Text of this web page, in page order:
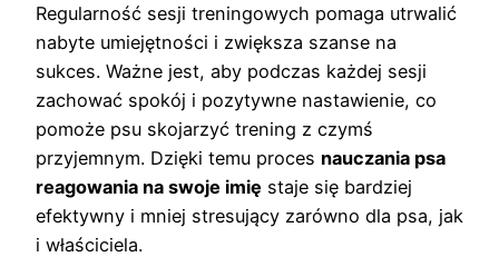
Regularność sesji treningowych pomaga utrwalić
nabyte umiejętności i zwiększa szanse na
sukces. Ważne jest, aby podczas każdej sesji
zachować spokój i pozytywne nastawienie, co
pomoże psu skojarzyć trening z czymś
przyjemnym. Dzięki temu proces nauczania psa
reagowania na swoje imię staje się bardziej
efektywny i mniej stresujący zarówno dla psa, jak
i właściciela.